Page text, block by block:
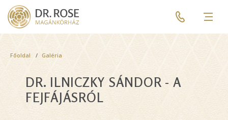
Skip
main
Pre
header
menu
Breadcrumb
Főoldal Galéria
DR. ILNICZKY SÁNDOR - A
FEJFÁJÁSRÓL